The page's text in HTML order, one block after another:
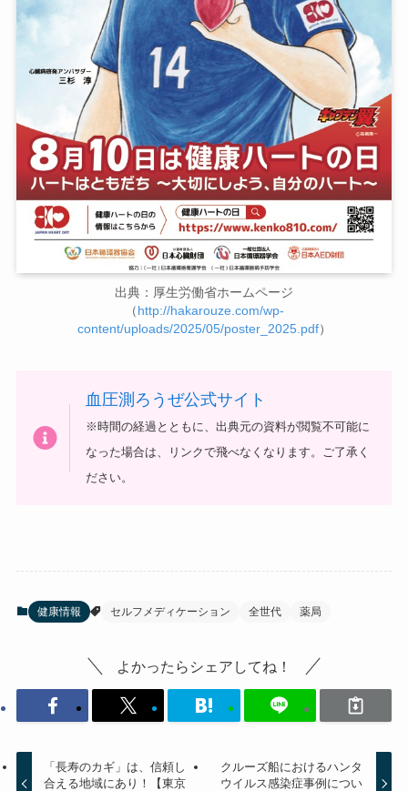
出典：厚生労働省ホームページ
（http://hakarouze.com/wp-
content/uploads/2025/05/poster_2025.pdf）
血圧測ろうぜ公式サイト
※時間の経過とともに、出典元の資料が閲覧不可能に
なった場合は、リンクで飛べなくなります。ご了承く
ださい。
健康情報 セルフメディケーション 全世代 薬局
よかったらシェアしてね！
「長寿のカギ」は、信頼し
合える地域にあり！【東京
クルーズ船におけるハンタ
ウイルス感染症事例につい